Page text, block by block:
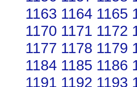
1163 1164 1165
1170 1171 1172
1177 1178 1179
1184 1185 1186
1191 1192 1193